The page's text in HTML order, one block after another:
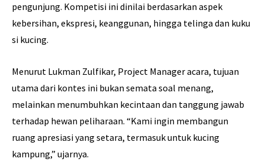
pengunjung. Kompetisi ini dinilai berdasarkan aspek
kebersihan, ekspresi, keanggunan, hingga telinga dan kuku
si kucing.
Menurut Lukman Zulfikar, Project Manager acara, tujuan
utama dari kontes ini bukan semata soal menang,
melainkan menumbuhkan kecintaan dan tanggung jawab
terhadap hewan peliharaan. “Kami ingin membangun
ruang apresiasi yang setara, termasuk untuk kucing
kampung,” ujarnya.